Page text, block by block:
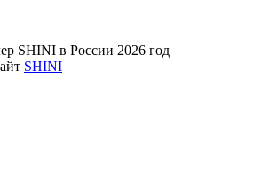
SHINI в России 2026 год
SHINI